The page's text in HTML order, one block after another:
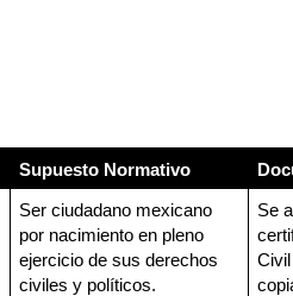
Supuesto Normativo
Ser ciudadano mexicano
por nacimiento en pleno
ejercicio de sus derechos
civiles y políticos.
Se